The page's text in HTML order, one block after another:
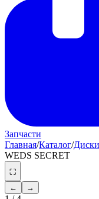
Запчасти
Главная/Каталог/Диски
WEDS SECRET
⛶
←
→